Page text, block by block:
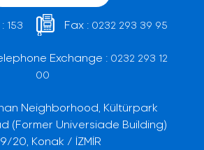
153 Fax : 0232 293 39 95
Exchange : 0232 293 12
00
Neighborhood, Kültürpark
(Former Universiade Building)
20, Konak / İZMİR